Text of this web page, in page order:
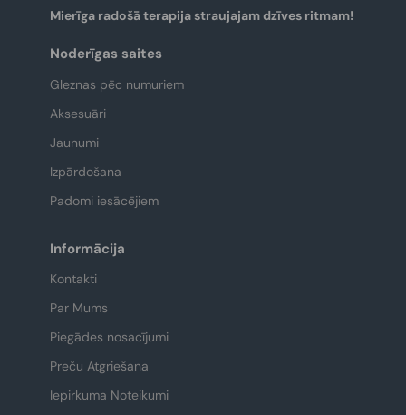
Mierīga radošā terapija straujajam dzīves ritmam!
Noderīgas saites
Gleznas pēc numuriem
Aksesuāri
Jaunumi
Izpārdošana
Padomi iesācējiem
Informācija
Kontakti
Par Mums
Piegādes nosacījumi
Preču Atgriešana
Iepirkuma Noteikumi